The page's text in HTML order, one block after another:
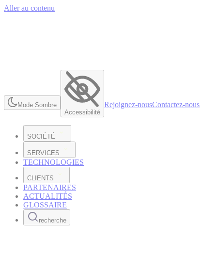
Aller au contenu
Mode Sombre
Accessibilité
Rejoignez-nousContactez-nous
SOCIÉTÉ
SERVICES
TECHNOLOGIES
CLIENTS
PARTENAIRES
ACTUALITÉS
GLOSSAIRE
recherche